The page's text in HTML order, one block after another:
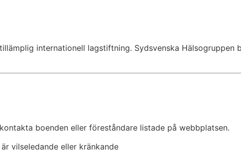
internationell lagstiftning. Sydsvenska Hälsogruppen
boenden eller föreståndare listade på webbplatsen.
vilseledande eller kränkande